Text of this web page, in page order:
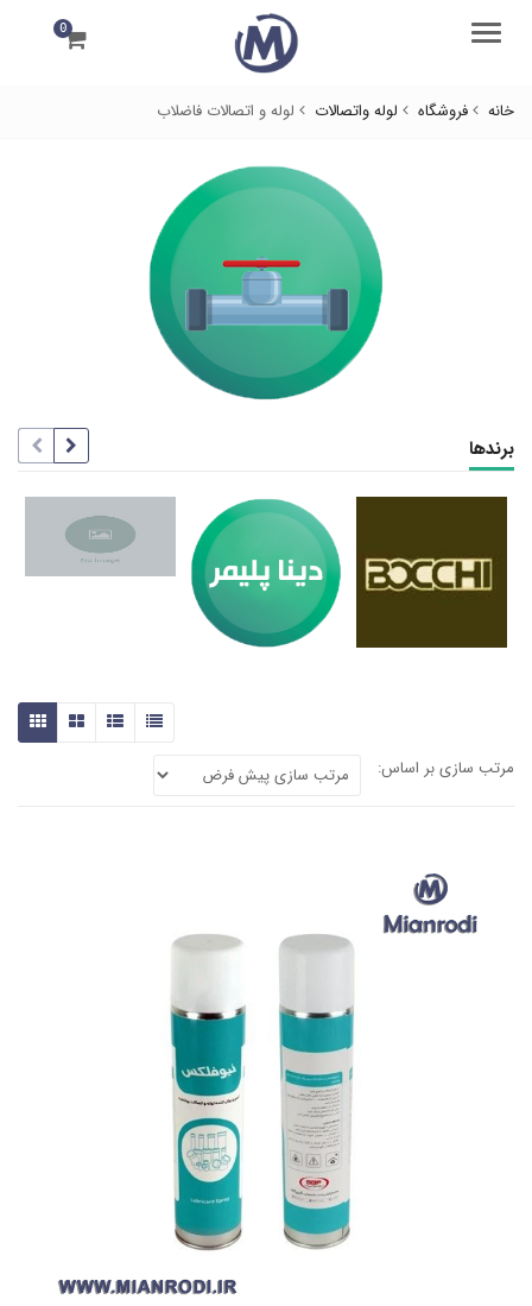
منو 0
خانه فروشگاه لوله واتصالات لوله و اتصالات فاضلاب
برندها
مرتب سازی بر اساس: